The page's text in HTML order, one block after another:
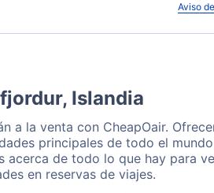
Aviso
Islandia
a la venta con CheapOair.
principales de todo el
acerca de todo lo que hay para
en reservas de viajes.